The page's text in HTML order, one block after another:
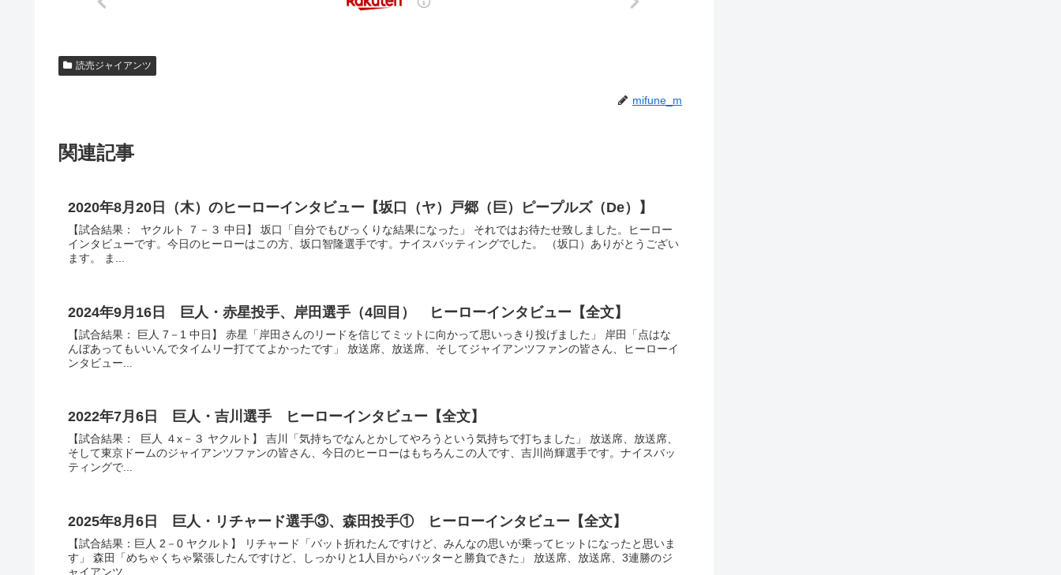
読売ジャイアンツ
mifune_m
関連記事
2020年8月20日（木）のヒーローインタビュー【坂口（ヤ）戸郷（巨）ピープルズ（De）】
【試合結果： ヤクルト ７－３ 中日】 坂口「自分でもびっくりな結果になった」 それではお待たせ致しました。ヒーロー
インタビューです。今日のヒーローはこの方、坂口智隆選手です。ナイスバッティングでした。 （坂口）ありがとうござい
ます。 ま...
2024年9月16日 巨人・赤星投手、岸田選手（4回目） ヒーローインタビュー【全文】
【試合結果： 巨人 7－1 中日】 赤星「岸田さんのリードを信じてミットに向かって思いっきり投げました」 岸田「点はな
んぼあってもいいんでタイムリー打ててよかったです」 放送席、放送席、そしてジャイアンツファンの皆さん、ヒーローイ
ンタビュー...
2022年7月6日 巨人・吉川選手 ヒーローインタビュー【全文】
【試合結果： 巨人 ４x－３ ヤクルト】 吉川「気持ちでなんとかしてやろうという気持ちで打ちました」 放送席、放送席、
そして東京ドームのジャイアンツファンの皆さん、今日のヒーローはもちろんこの人です、吉川尚輝選手です。ナイスバッ
ティングで...
2025年8月6日 巨人・リチャード選手③、森田投手① ヒーローインタビュー【全文】
【試合結果：巨人 2－0 ヤクルト】 リチャード「バット折れたんですけど、みんなの思いが乗ってヒットになったと思いま
す」 森田「めちゃくちゃ緊張したんですけど、しっかりと1人目からバッターと勝負できた」 放送席、放送席、3連勝のジ
ャイアンツ...